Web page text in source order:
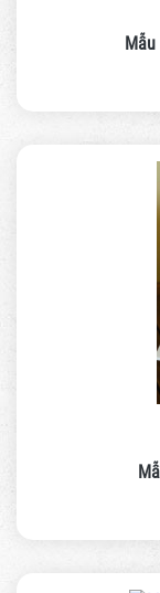
Mẫu